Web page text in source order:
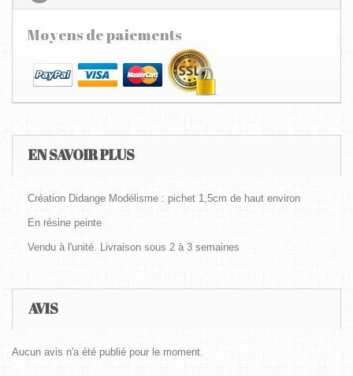
Moyens de paiements
EN SAVOIR PLUS
Création Didange Modélisme : pichet 1,5cm de haut environ
En résine peinte
Vendu à l'unité. Livraison sous 2 à 3 semaines
AVIS
Aucun avis n'a été publié pour le moment.